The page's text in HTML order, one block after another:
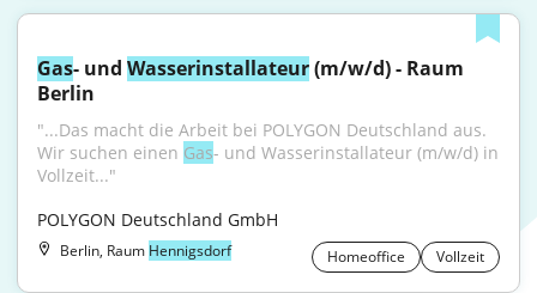
Gas- und Wasserinstallateur (m/w/d) - Raum
Berlin
"...Das macht die Arbeit bei POLYGON Deutschland aus.
Wir suchen einen Gas- und Wasserinstallateur (m/w/d) in
Vollzeit..."
POLYGON Deutschland GmbH
Berlin, Raum Hennigsdorf Homeoffice Vollzeit